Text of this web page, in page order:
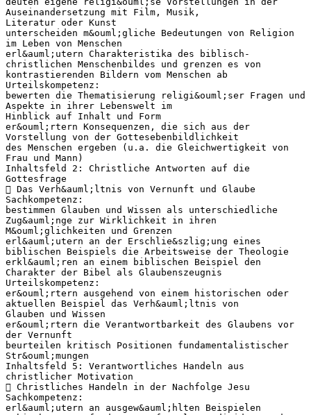
Auseinandersetzung mit Film, Musik,
Literatur oder Kunst
unterscheiden m&ouml;gliche Bedeutungen von Religion
im Leben von Menschen
erl&auml;utern Charakteristika des biblisch-
christlichen Menschenbildes und grenzen es von
kontrastierenden Bildern vom Menschen ab
Urteilskompetenz:
bewerten die Thematisierung religi&ouml;ser Fragen und
Aspekte in ihrer Lebenswelt im
Hinblick auf Inhalt und Form
er&ouml;rtern Konsequenzen, die sich aus der
Vorstellung von der Gottesebenbildlichkeit
des Menschen ergeben (u.a. die Gleichwertigkeit von
Frau und Mann)
Inhaltsfeld 2: Christliche Antworten auf die
Gottesfrage
 Das Verh&auml;ltnis von Vernunft und Glaube
Sachkompetenz:
bestimmen Glauben und Wissen als unterschiedliche
Zug&auml;nge zur Wirklichkeit in ihren
M&ouml;glichkeiten und Grenzen
erl&auml;utern an der Erschlie&szlig;ung eines
biblischen Beispiels die Arbeitsweise der Theologie
erkl&auml;ren an einem biblischen Beispiel den
Charakter der Bibel als Glaubenszeugnis
Urteilskompetenz:
er&ouml;rtern ausgehend von einem historischen oder
aktuellen Beispiel das Verh&auml;ltnis von
Glauben und Wissen
er&ouml;rtern die Verantwortbarkeit des Glaubens vor
der Vernunft
beurteilen kritisch Positionen fundamentalistischer
Str&ouml;mungen
Inhaltsfeld 5: Verantwortliches Handeln aus
christlicher Motivation
 Christliches Handeln in der Nachfolge Jesu
Sachkompetenz:
erl&auml;utern an ausgew&auml;hlten Beispielen